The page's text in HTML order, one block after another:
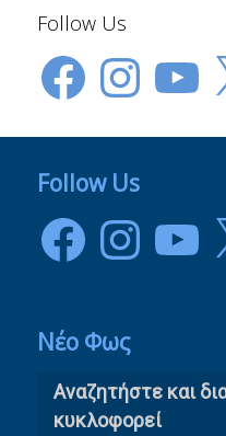
Follow Us
FacebookInstagramYouTube
X
Follow Us
FacebookInstagramYouTube
X
Νέο Φως
Αναζητήστε και
κυκλοφορεί